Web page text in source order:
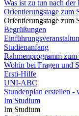
Was ist zu tun nach der
Orientierungstage zum
Orientierungstage zum
Begrüßungen
Studienanfang
Rahmenprogramm
Wohin bei Fragen und
Ersti-Hilfe
UNI-ABC
Stundenplan erstellen -
Im Studium
Im Studium